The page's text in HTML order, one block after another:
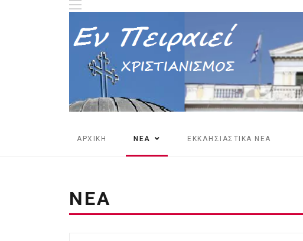
ΑΡΧΙΚΗ ΝΕΑ ΕΚΚΛΗΣΙΑΣΤΙΚΑ ΝΕΑ
ΝΕΑ